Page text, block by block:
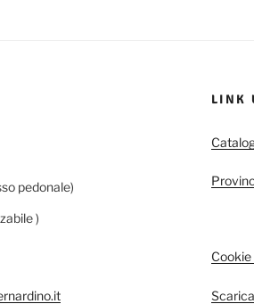
pedonale)
)
LINK
Cookie